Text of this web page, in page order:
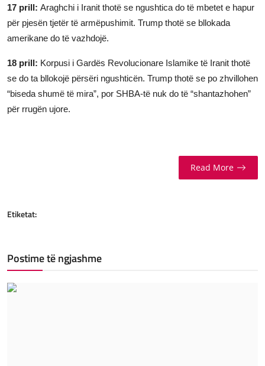
17 prill: Araghchi i Iranit thotë se ngushtica do të mbetet e hapur
për pjesën tjetër të armëpushimit. Trump thotë se bllokada
amerikane do të vazhdojë.
18 prill: Korpusi i Gardës Revolucionare Islamike të Iranit thotë
se do ta bllokojë përsëri ngushticën. Trump thotë se po zhvillohen
“biseda shumë të mira”, por SHBA-të nuk do të “shantazhohen”
për rrugën ujore.
Read More
Etiketat:
Postime të ngjashme